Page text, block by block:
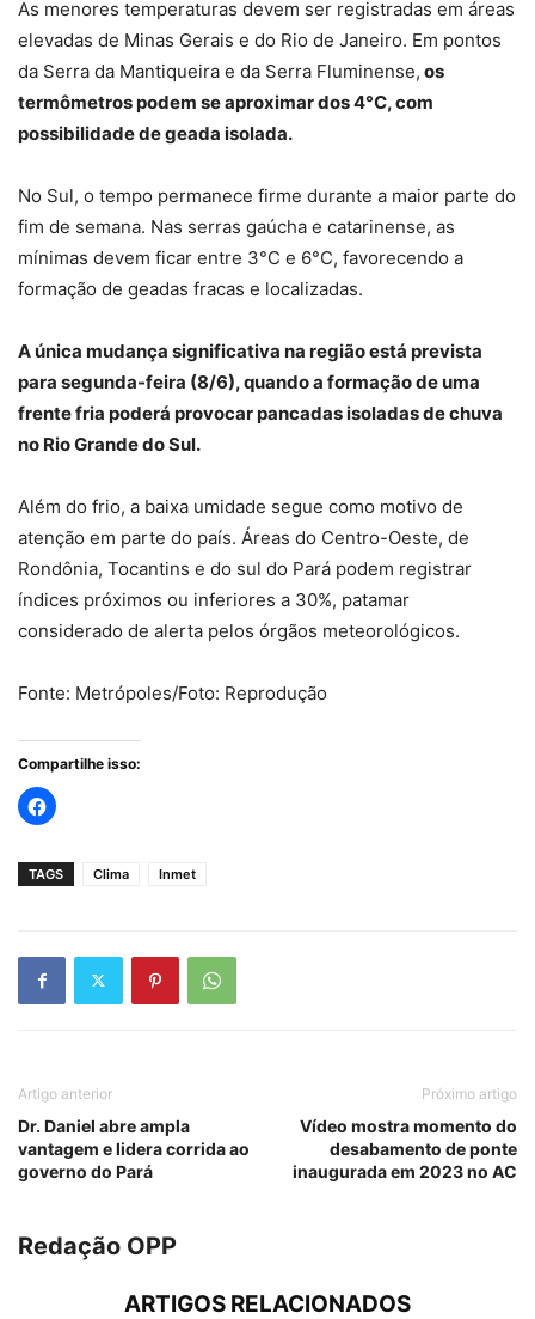
As menores temperaturas devem ser registradas em áreas
elevadas de Minas Gerais e do Rio de Janeiro. Em pontos
da Serra da Mantiqueira e da Serra Fluminense, os
termômetros podem se aproximar dos 4°C, com
possibilidade de geada isolada.
No Sul, o tempo permanece firme durante a maior parte do
fim de semana. Nas serras gaúcha e catarinense, as
mínimas devem ficar entre 3°C e 6°C, favorecendo a
formação de geadas fracas e localizadas.
A única mudança significativa na região está prevista
para segunda-feira (8/6), quando a formação de uma
frente fria poderá provocar pancadas isoladas de chuva
no Rio Grande do Sul.
Além do frio, a baixa umidade segue como motivo de
atenção em parte do país. Áreas do Centro-Oeste, de
Rondônia, Tocantins e do sul do Pará podem registrar
índices próximos ou inferiores a 30%, patamar
considerado de alerta pelos órgãos meteorológicos.
Fonte: Metrópoles/Foto: Reprodução
Compartilhe isso:
TAGS Clima Inmet
Artigo anterior
Dr. Daniel abre ampla
vantagem e lidera corrida ao
governo do Pará
Próximo artigo
Vídeo mostra momento do
desabamento de ponte
inaugurada em 2023 no AC
Redação OPP
ARTIGOS RELACIONADOS